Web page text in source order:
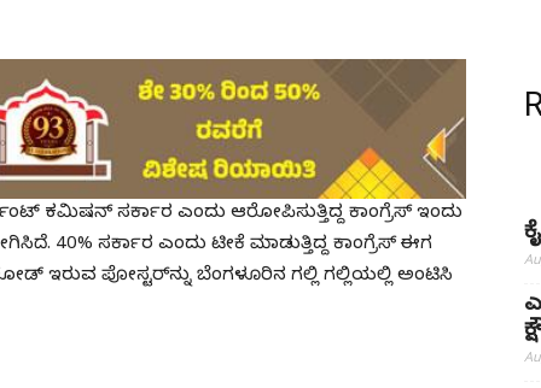
ಕಮಿಷನ್ ಸರ್ಕಾರ ಎಂದು‌ ಆರೋಪಿಸುತ್ತಿದ್ದ ಕಾಂಗ್ರೆಸ್‌ ಇಂದು
40% ಸರ್ಕಾರ ಎಂದು ಟೀಕೆ ಮಾಡುತ್ತಿದ್ದ ಕಾಂಗ್ರೆಸ್‌ ಈಗ
ಇರುವ ಪೋಸ್ಟರ್‌ನ್ನು ಬೆಂಗಳೂರಿನ ಗಲ್ಲಿ ಗಲ್ಲಿಯಲ್ಲಿ ಅಂಟಿಸಿ